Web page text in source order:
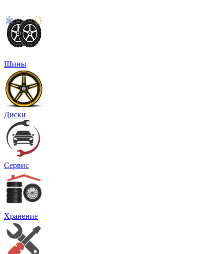
Шины
Диски
Сервис
Хранение